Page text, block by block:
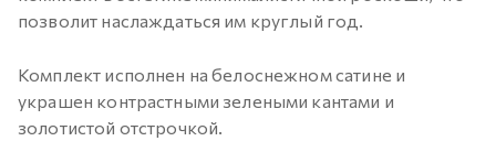
позволит наслаждаться им круглый год.
Комплект исполнен на белоснежном сатине и
украшен контрастными зелеными кантами и
золотистой отстрочкой.